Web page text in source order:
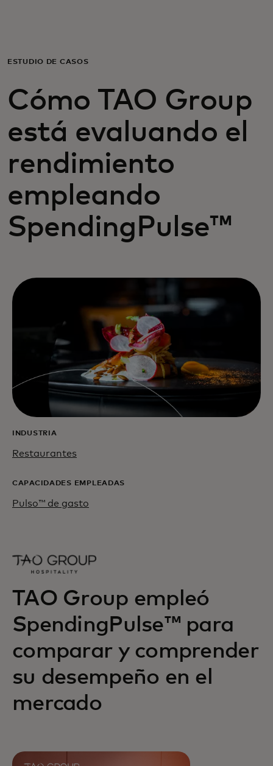
Para empresas
Para el mundo
Para innovadores
Noticias y tendencias
ESTUDIO DE CASOS
Cómo TAO Group
está evaluando el
rendimiento
empleando
SpendingPulse™
INDUSTRIA
Restaurantes
CAPACIDADES EMPLEADAS
Pulso™ de gasto
TAO Group empleó
SpendingPulse™ para
comparar y comprender
su desempeño en el
mercado